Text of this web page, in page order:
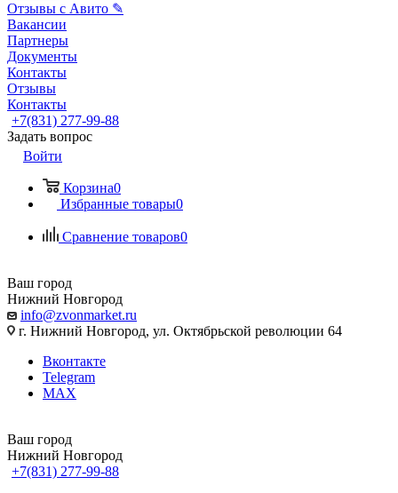
Отзывы с Авито ✎
Вакансии
Партнеры
Документы
Контакты
Отзывы
Контакты
+7(831) 277-99-88
Задать вопрос
Войти
Корзина0
Избранные товары0
Сравнение товаров0
Ваш город
Нижний Новгород
info@zvonmarket.ru
г. Нижний Новгород, ул. Октябрьской революции 64
Вконтакте
Telegram
MAX
Ваш город
Нижний Новгород
+7(831) 277-99-88